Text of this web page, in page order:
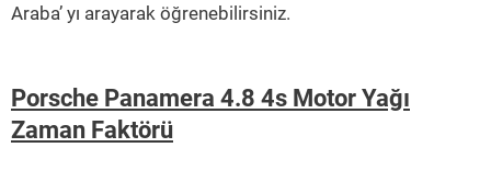
Araba’ yı arayarak öğrenebilirsiniz.
Porsche Panamera 4.8 4s Motor Yağı
Zaman Faktörü